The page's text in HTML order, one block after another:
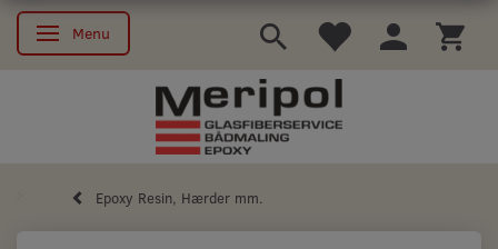
Skifte navigation
Menu
Epoxy Resin, Hærder mm.